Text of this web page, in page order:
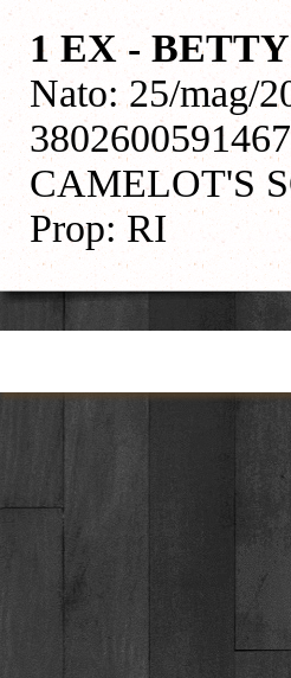
1 EX -
Nato: 25/mag/
CAMELOT'S
Prop: RI